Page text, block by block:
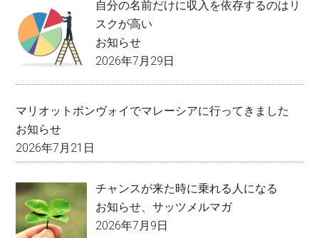
自分の名前だけに収入を依存するのはリ
スクが高い
お知らせ
2026年7月29日
マリオットボンヴォイでマレーシアに行ってきました
お知らせ
2026年7月21日
チャンスが来た時に乗れる人になる
お知らせ 、サッツメルマガ
2026年7月9日